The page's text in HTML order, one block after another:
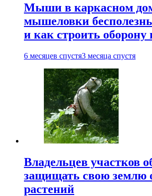
Мыши в каркасном
мышеловки
и как строить оборону
6 месяцев спустя3 месяца спустя
Владельцев участков
защищать свою землю
растений